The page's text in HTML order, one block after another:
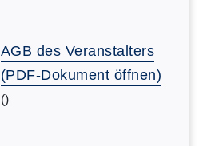
AGB des Veranstalters
(PDF-Dokument öffnen)
()